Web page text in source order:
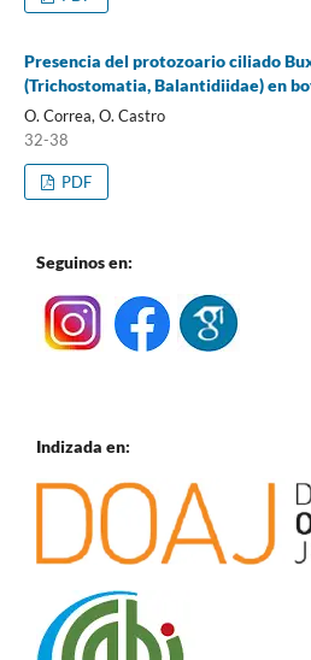
Presencia del protozoario ciliado
(Trichostomatia, Balantidiidae) en
O. Correa, O. Castro
32-38
PDF
Seguinos en:
Indizada en: